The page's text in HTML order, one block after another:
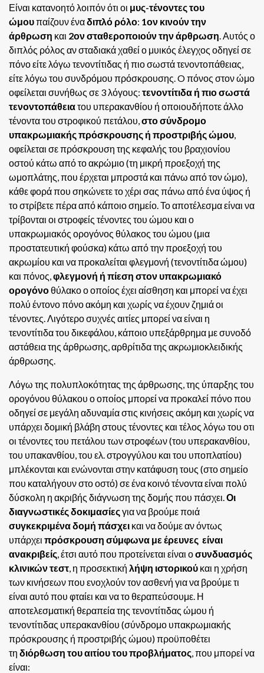
Είναι κατανοητό λοιπόν ότι οι μυς-τένοντες του
ώμουπαίζουν έναδιπλό ρόλο: 1ον κινούν την
άρθρωση και 2ον σταθεροποιούν την άρθρωση. Αυτός ο
διπλός ρόλος αν σταδιακά χαθεί ο μυικός έλεγχος οδηγεί σε
πόνο είτε λόγω τενοντίτιδας ή πιο σωστά τενοντοπάθειας,
είτε λόγω του συνδρόμου πρόσκρουσης.O πόνος στον ώμο
οφείλεται συνήθως σε 3 λόγους: τενοντίτιδα ή πιο σωστά
τενοντοπάθειατου υπερακανθίου ή οποιουδήποτε άλλο
τένοντα του στροφικού πετάλου,στο σύνδρομο
υπακρωμιακής πρόσκρουσης ή προστριβής ώμου,
οφείλεται σε πρόσκρουση της κεφαλής του βραχιονίου
οστού κάτω από το ακρώμιο (τη μικρή προεξοχή της
ωμοπλάτης, που έρχεται μπροστά και πάνω από τον ώμο),
κάθε φορά που σηκώνετε το χέρι σας πάνω από ένα ύψος ή
το στρίβετε πέρα από κάποιο σημείο. Το αποτέλεσμα είναι να
τρίβονται οι στροφείς τένοντες του ώμου και ο
υπακρωμιακός ορογόνος θύλακος του ώμου (μια
προστατευτική φούσκα) κάτω από την προεξοχή του
ακρωμίου και να προκαλείται φλεγμονή (τενοντίτιδα ώμου)
και πόνος,φλεγμονή ή πίεση στον υπακρωμιακό
ορογόνοθύλακο ο οποίος έχει αίσθηση και μπορεί να έχει
πολύ έντονο πόνο ακόμη και χωρίς να έχουν ζημιά οι
τένοντες. Λιγότερο συχνές αιτίες μπορεί να είναι η
τενοντίτιδα του δικεφάλου, κάποιο υπεξάρθρημα με συνοδό
αστάθεια της άρθρωσης, αρθρίτιδα της ακρωμιοκλειδικής
άρθρωσης.
Λόγω της πολυπλοκότητας της άρθρωσης, της ύπαρξης του
ορογόνου θύλακου ο οποίος μπορεί να προκαλεί πόνο που
οδηγεί σε μεγάλη αδυναμία στις κινήσεις ακόμη και χωρίς να
υπάρχει δομική βλάβη στους τένοντες και τέλος λόγω του οτι
οι τένοντες του πετάλου των στροφέων (του υπερακανθίου,
του υπακανθίου, του ελ. στρογγύλου και του υποπλατίου)
μπλέκονται και ενώνονται στην κατάφυση τους (στο σημείο
που καταλήγουν στο οστό) σε ένα κοινό τένοντα είναι πολύ
δύσκολη η ακριβής διάγνωση της δομής που πάσχει.Οι
διαγνωστικές δοκιμασίεςγια να βρούμε ποιά
συγκεκριμένα δομή πάσχει και να δούμε αν όντως
υπάρχει πρόσκρουση σύμφωνα με έρευνες είναι
ανακριβείς, έτσι αυτό που προτείνεται είναι οσυνδυασμός
κλινικών τεστ, η προσεκτική λήψη ιστορικού και η χρήση
των κινήσεων που ενοχλούν τον ασθενή για να βρούμε τι
είναι αυτό που φταίει και να το θεραπεύσουμε. Η
αποτελεσματική θεραπεία της τενοντίτιδας ώμου ή
τενοντίτιδας υπερακανθίου (σύνδρομο υπακρωμιακής
πρόσκρουσης ή προστριβής ώμου) προϋποθέτει
τη διόρθωση του αιτίου του προβλήματος, που μπορεί να
είναι: